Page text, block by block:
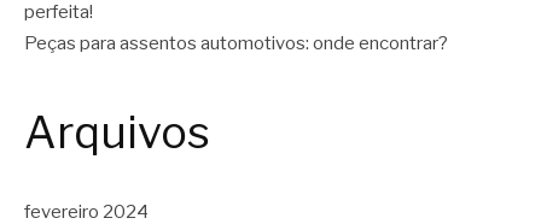
perfeita!
Peças para assentos automotivos: onde encontrar?
Arquivos
fevereiro 2024